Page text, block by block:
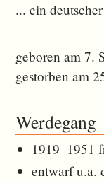
... ein
geboren am 7.
gestorben am
Werdegang
1919–1951
entwarf u.a.